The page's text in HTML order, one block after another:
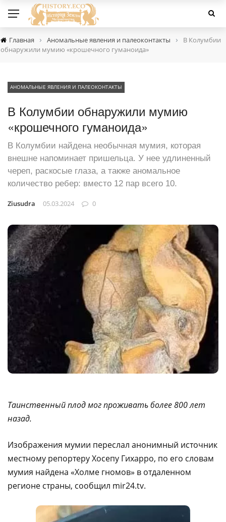
Главная › Аномальные явления и палеоконтакты ›
В Колумбии
обнаружили мумию «крошечного гуманоида»
АНОМАЛЬНЫЕ ЯВЛЕНИЯ И ПАЛЕОКОНТАКТЫ
В Колумбии обнаружили мумию
«крошечного гуманоида»
В Колумбии найдена необычная мумия, которая
внешне напоминает пришельца. У нее удлиненный
череп, раскосые глаза, а также аномальное
количество ребер: вместо 12 пар всего 10.
Ziusudra 05.03.2024 0
Таинственный плод мог проживать более 800 лет
назад.
Изображения мумии переслал анонимный источник
местному репортеру Хосепу Гихарро, по его словам
мумия найдена «Холме гномов» в отдаленном
регионе страны, сообщил mir24.tv.